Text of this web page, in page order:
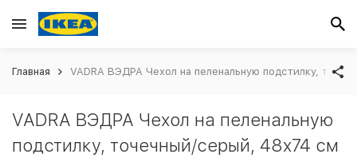
Главная VADRA ВЭДРА Чехол на пеленальную подстилку,
VADRA ВЭДРА Чехол на пеленальную
подстилку, точечный/серый, 48x74 см